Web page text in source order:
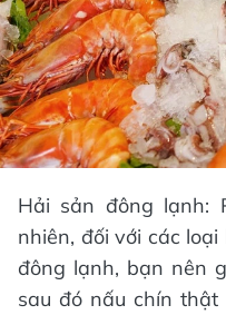
Hải sản đông lạnh:
nhiên, đối với các
đông lạnh, bạn nên
sau đó nấu chín thật